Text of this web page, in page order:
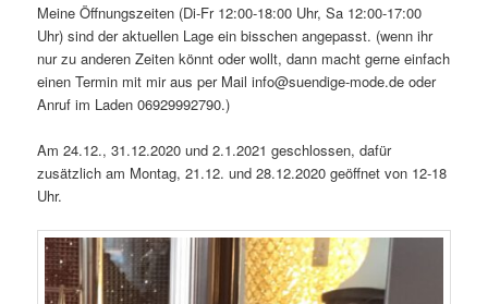
Meine Öffnungszeiten (Di-Fr 12:00-18:00 Uhr, Sa 12:00-17:00
Uhr) sind der aktuellen Lage ein bisschen angepasst. (wenn ihr
nur zu anderen Zeiten könnt oder wollt, dann macht gerne einfach
einen Termin mit mir aus per Mail info@suendige-mode.de oder
Anruf im Laden 06929992790.)
Am 24.12., 31.12.2020 und 2.1.2021 geschlossen, dafür
zusätzlich am Montag, 21.12. und 28.12.2020 geöffnet von 12-18
Uhr.